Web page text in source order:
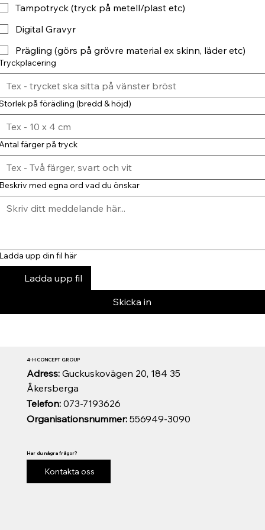
Tampotryck (tryck på metell/plast etc)
Digital Gravyr
Prägling (görs på grövre material ex skinn, läder etc)
på förädling (bredd & höjd)
färger på tryck
med egna ord vad du önskar
upp din fil här
Ladda upp fil
Skicka in
Organisationsnummer:556949-3090
Telefon:073-7193626
Adress: Guckuskovägen 20, 184 35
Åkersberga
4-H CONCEPT GROUP
Har du några frågor?
Kontakta oss